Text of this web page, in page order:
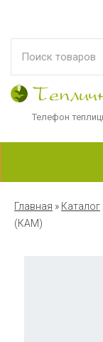
Телефон
Главная » Каталог
(КАМ)